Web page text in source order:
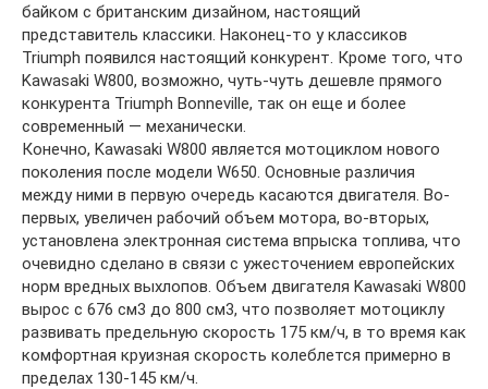
байком с британским дизайном, настоящий
представитель классики. Наконец-то у классиков
Triumph появился настоящий конкурент. Кроме того, что
Kawasaki W800, возможно, чуть-чуть дешевле прямого
конкурента Triumph Bonneville, так он еще и более
современный — механически.
Конечно, Kawasaki W800 является мотоциклом нового
поколения после модели W650. Основные различия
между ними в первую очередь касаются двигателя. Во-
первых, увеличен рабочий объем мотора, во-вторых,
установлена электронная система впрыска топлива, что
очевидно сделано в связи с ужесточением европейских
норм вредных выхлопов. Объем двигателя Kawasaki W800
вырос с 676 см3 до 800 см3, что позволяет мотоциклу
развивать предельную скорость 175 км/ч, в то время как
комфортная круизная скорость колеблется примерно в
пределах 130-145 км/ч.